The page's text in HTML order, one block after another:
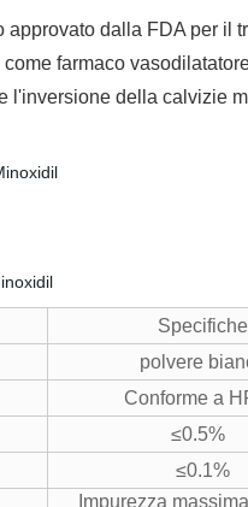
approvato dalla FDA per
farmaco
l'inversione della calvizie
Specifiche
polvere
Conforme a
≤0.5%
≤0.1%
Impurezza